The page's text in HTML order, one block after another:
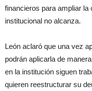
financieros para ampliar
institucional no alcanza.
León aclaró que una vez
podrán aplicarla de
en la institución siguen
quieren reestructurar su